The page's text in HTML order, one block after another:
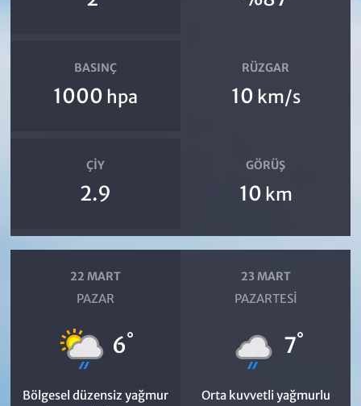
BASINÇ
1000 hpa
RÜZGAR
10 km/s
ÇIY
2.9
GÖRÜŞ
10 km
22 MART
PAZAR
6°
Bölgesel düzensiz yağmur
23 MART
PAZARTESI
7°
Orta kuvvetli yağmurlu